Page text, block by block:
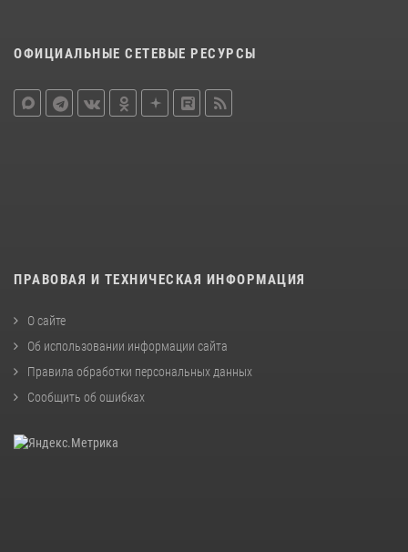
ОФИЦИАЛЬНЫЕ СЕТЕВЫЕ РЕСУРСЫ
ПРАВОВАЯ И ТЕХНИЧЕСКАЯ ИНФОРМАЦИЯ
О сайте
Об использовании информации сайта
Правила обработки персональных данных
Сообщить об ошибках